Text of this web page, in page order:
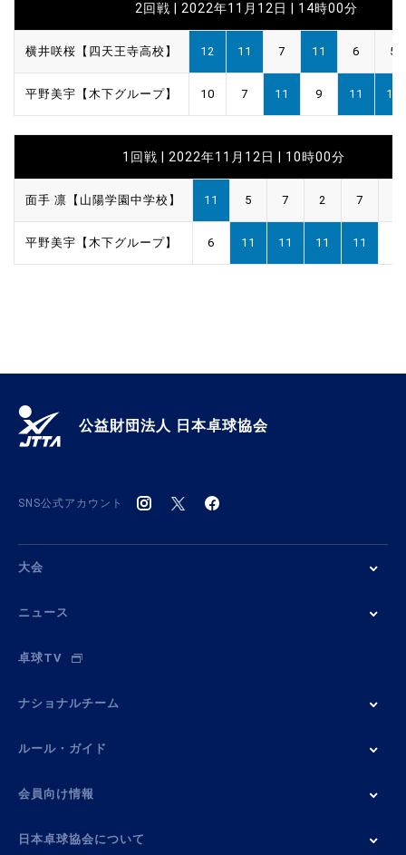
2回戦 | 2022年11月12日 | 14時00分
横井咲桜【四天王寺高校】 12 11 7 11 6 5
平野美宇【木下グループ】 10 7 11 9 11 11
1回戦 | 2022年11月12日 | 10時00分
面手 凛【山陽学園中学校】 11 5 7 2 7
平野美宇【木下グループ】 6 11 11 11 11
公益財団法人 日本卓球協会
SNS公式アカウント
大会
ニュース
卓球TV
ナショナルチーム
ルール・ガイド
会員向け情報
日本卓球協会について